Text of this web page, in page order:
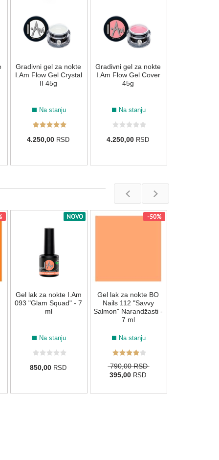
Gradivni gel za nokte
I.Am Flow Gel Crystal
II 45g
Na stanju
4.250,00 RSD
Gradivni gel za nokte
I.Am Flow Gel Cover
45g
Na stanju
4.250,00 RSD
NOVO
Gel lak za nokte I.Am
093 "Glam Squad" - 7
ml
Na stanju
850,00 RSD
-50%
Gel lak za nokte BO
Nails 112 "Savvy
Salmon" Narandžasti -
7 ml
Na stanju
790,00 RSD
395,00 RSD